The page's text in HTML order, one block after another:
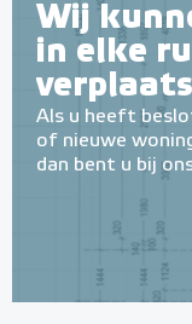
Wij
in elke
Als u heeft
of nieuwe
dan bent u bij